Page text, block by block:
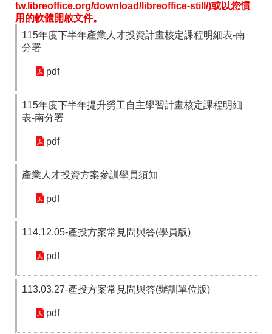
tw.libreoffice.org/download/libreoffice-still/)或以您慣
用的軟體開啟文件。
115年度下半年產業人才投資計畫核定課程明細表-南
分署
pdf
115年度下半年提升勞工自主學習計畫核定課程明細
表-南分署
pdf
產業人才投資方案參訓學員須知
pdf
114.12.05-產投方案常見問與答(學員版)
pdf
113.03.27-產投方案常見問與答(辦訓單位版)
pdf